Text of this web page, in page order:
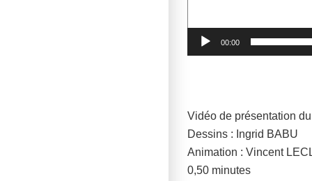
00:00
Vidéo de présentation du
Dessins : Ingrid BABU
Animation : Vincent
0,50 minutes